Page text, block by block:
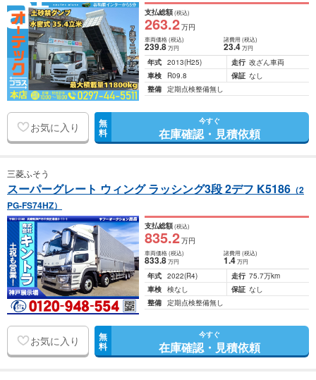
支払総額(税込)
263.2万円
車両価格(税込)
239.8万円
諸費用 (税込)
23.4 万円
年式 2013(H25) 走行 改ざん車両
車検
R09.8 保証 なし
整備 定期点検整備無し
お気に入り 無
料
今すぐ
在庫確認・見積依頼
三菱ふそう
スーパーグレート ウィング ラッシング3段 2デフ K5186 （2
PG-FS74HZ）
支払総額(税込)
835.2万円
車両価格(税込)
833.8万円
諸費用 (税込)
1.4 万円
年式 2022(R4) 走行 75.7万km
車検 検なし 保証 なし
整備 定期点検整備無し
お気に入り 無
料
今すぐ
在庫確認・見積依頼